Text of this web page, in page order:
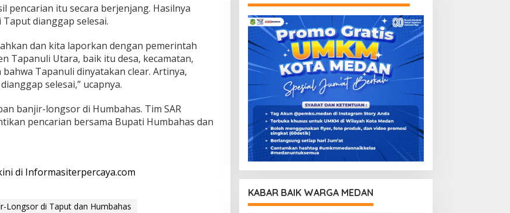
pencarian itu secara berjenjang. Hasilnya
dianggap selesai.
dan kita laporkan dengan pemerintah
Tapanuli Utara, baik itu desa, kecamatan,
Tapanuli dinyatakan clear. Artinya,
selesai,” ucapnya.
banjir-longsor di Humbahas. Tim SAR
pencarian bersama Bupati Humbahas dan
di Informasiterpercaya.com
Longsor di Taput dan Humbahas
KABAR BAIK WARGA MEDAN